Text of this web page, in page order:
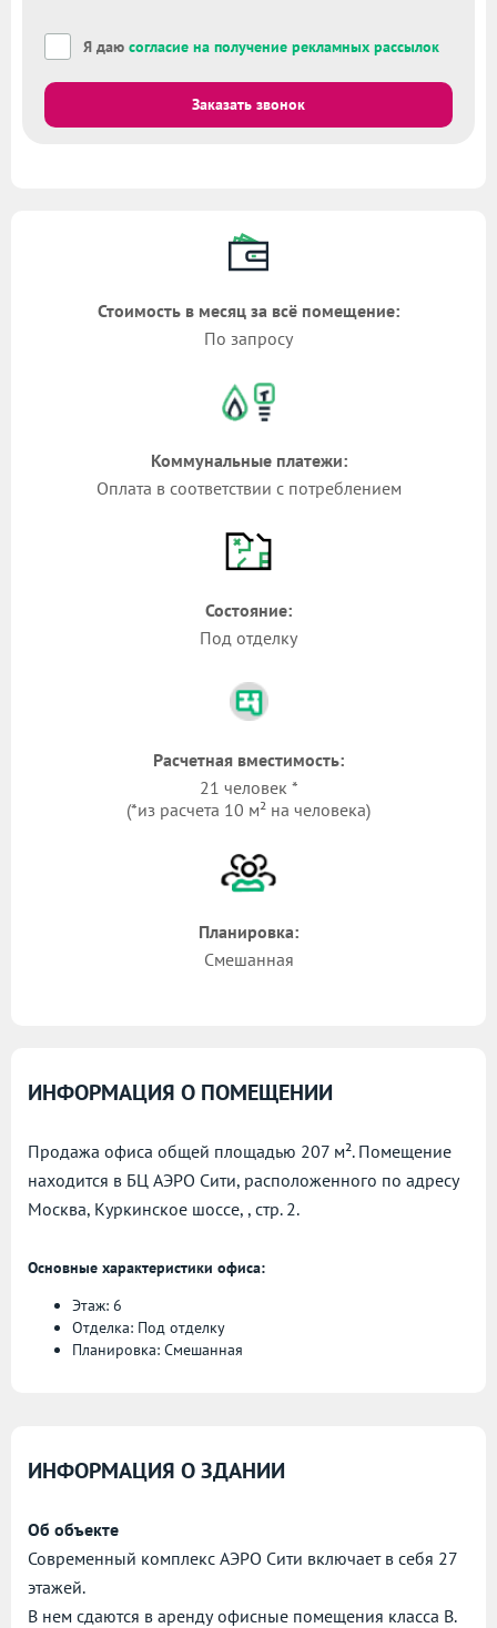
Я даю согласие на получение рекламных рассылок
Заказать звонок
Стоимость в месяц за всё помещение:
По запросу
Коммунальные платежи:
Оплата в соответствии с потреблением
Состояние:
Под отделку
Расчетная вместимость:
21 человек *
(*из расчета 10 м² на человека)
Планировка:
Смешанная
ИНФОРМАЦИЯ О ПОМЕЩЕНИИ
Продажа офиса общей площадью 207 м². Помещение
находится в БЦ АЭРО Сити, расположенного по адресу
Москва, Куркинское шоссе, , стр. 2.
Основные характеристики офиса:
Этаж: 6
Отделка: Под отделку
Планировка: Смешанная
ИНФОРМАЦИЯ О ЗДАНИИ
Об объекте
Современный комплекс АЭРО Сити включает в себя 27
этажей.
В нем сдаются в аренду офисные помещения класса B.